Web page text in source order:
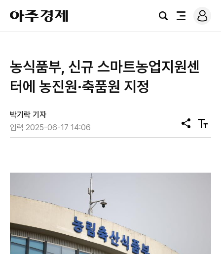
아
주
경
검
전
로
그
농식품부, 신규 스마트농업지원센
터에 농진원·축품원 지정
박기락 기자
입력 2025-06-17 14:06
공
유
텍
스